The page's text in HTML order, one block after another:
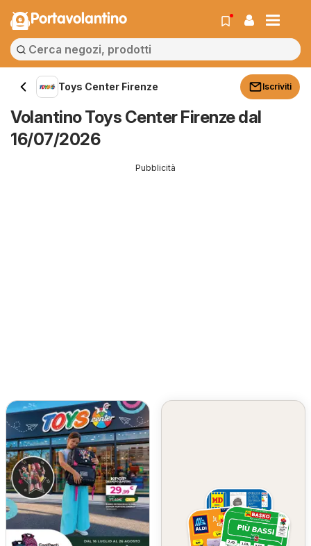
Portavolantino
Toys Center Firenze Iscriviti
Volantino Toys Center Firenze dal
16/07/2026
Pubblicità